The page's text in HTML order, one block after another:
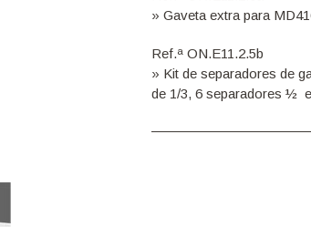
» Gaveta extra para
Ref.ª ON.E11.2.5b
» Kit de separadores de
de 1/3, 6 separadores ½